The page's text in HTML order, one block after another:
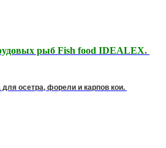
рыб Fish food IDEALEX.
осетра, форели и карпов кои.